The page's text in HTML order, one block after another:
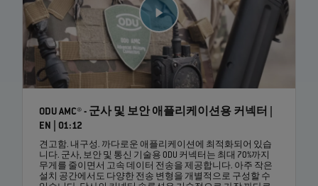
ODU AMC® - 군사 및 보안 애플리케이션용 커넥터 |
EN | 01:12
견고함. 내구성. 까다로운 애플리케이션에 최적화되어 있습
니다. 군사, 보안 및 통신 기술용 ODU 커넥터는 최대 70%까지
무게를 줄이면서 고속 데이터 전송을 제공합니다. 아주 작은
설치 공간에서도 다양한 전송 변형을 개별적으로 구성할 수